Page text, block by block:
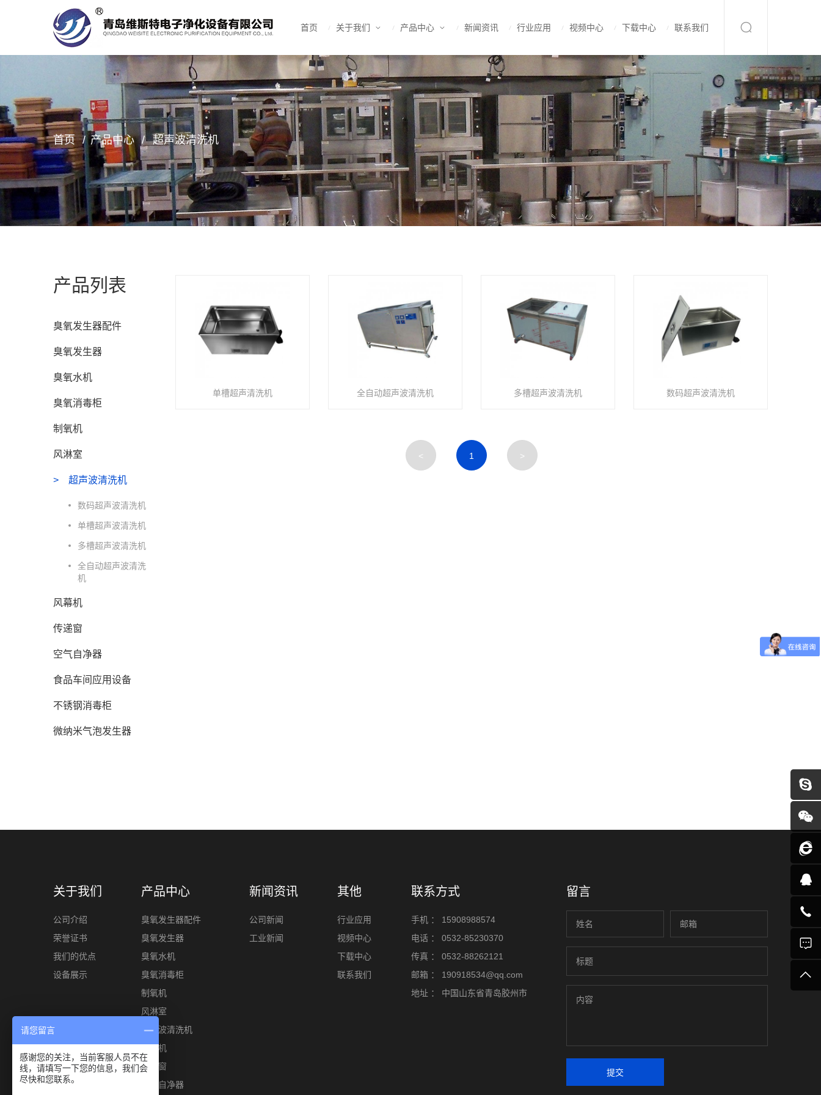
首页 关于我们 产品中心 新闻资讯 行业应用 视频中心 下载中心 联系我们
首页 产品中心 超声波清洗机
产品列表
臭氧发生器配件
臭氧发生器
臭氧水机
臭氧消毒柜
制氧机
风淋室
超声波清洗机
数码超声波清洗机
单槽超声波清洗机
多槽超声波清洗机
全自动超声波清洗
机
风幕机
传递窗
空气自净器
食品车间应用设备
不锈钢消毒柜
微纳米气泡发生器
单槽超声清洗机 全自动超声波清洗机 多槽超声波清洗机 数码超声波清洗机
< 1 >
关于我们
公司介绍
荣誉证书
我们的优点
设备展示
产品中心
臭氧发生器配件
臭氧发生器
臭氧水机
臭氧消毒柜
制氧机
风淋室
超声波清洗机
风幕机
传递窗
空气自净器
新闻资讯
公司新闻
工业新闻
其他
行业应用
视频中心
下载中心
联系我们
联系方式
手机 ：
15908988574
电话 ：
0532-85230370
传真 ：
0532-88262121
邮箱 ：
190918534@qq.com
地址 ：
中国山东省青岛胶州市
留言
提交
请您留言
感谢您的关注，当前客服人员不在
线，请填写一下您的信息，我们会
尽快和您联系。